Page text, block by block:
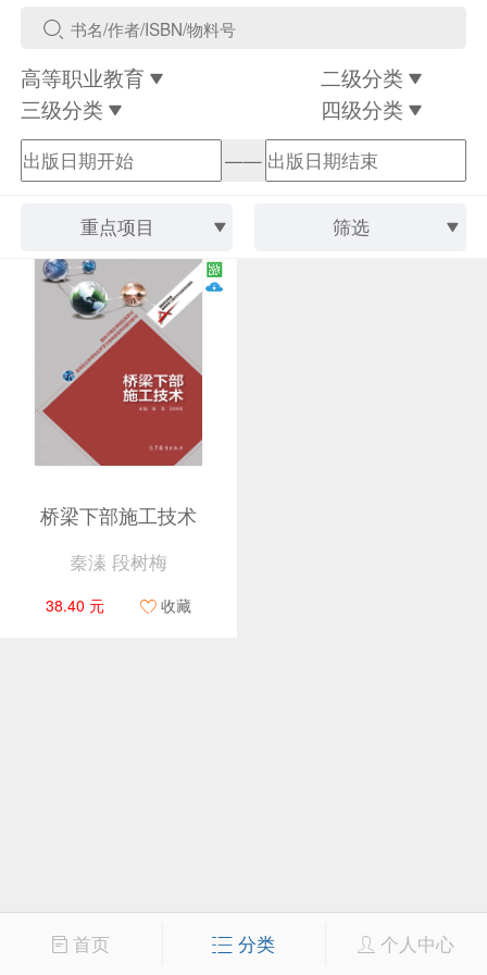
高等职业教育
二级分类
三级分类
四级分类
——
重点项目 筛选
桥梁下部施工技术
秦溱 段树梅
38.40 元 收藏
首页 分类 个人中心